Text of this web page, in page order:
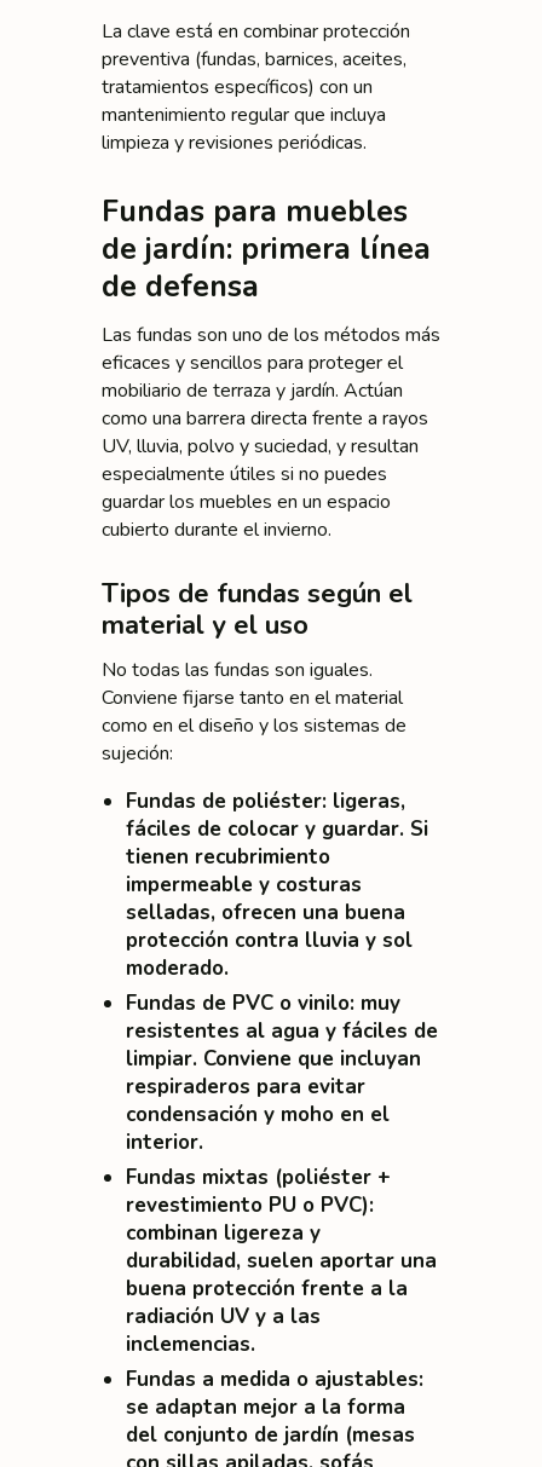
La clave está en combinar protección
preventiva (fundas, barnices, aceites,
tratamientos específicos) con un
mantenimiento regular que incluya
limpieza y revisiones periódicas.
Fundas para muebles
de jardín: primera línea
de defensa
Las fundas son uno de los métodos más
eficaces y sencillos para proteger el
mobiliario de terraza y jardín. Actúan
como una barrera directa frente a rayos
UV, lluvia, polvo y suciedad, y resultan
especialmente útiles si no puedes
guardar los muebles en un espacio
cubierto durante el invierno.
Tipos de fundas según el
material y el uso
No todas las fundas son iguales.
Conviene fijarse tanto en el material
como en el diseño y los sistemas de
sujeción:
Fundas de poliéster: ligeras,
fáciles de colocar y guardar. Si
tienen recubrimiento
impermeable y costuras
selladas, ofrecen una buena
protección contra lluvia y sol
moderado.
Fundas de PVC o vinilo: muy
resistentes al agua y fáciles de
limpiar. Conviene que incluyan
respiraderos para evitar
condensación y moho en el
interior.
Fundas mixtas (poliéster +
revestimiento PU o PVC):
combinan ligereza y
durabilidad, suelen aportar una
buena protección frente a la
radiación UV y a las
inclemencias.
Fundas a medida o ajustables:
se adaptan mejor a la forma
del conjunto de jardín (mesas